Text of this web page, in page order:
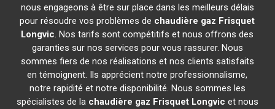
nous engageons à être sur place dans les meilleurs délais
pour résoudre vos problèmes de chaudière gaz Frisquet
Longvic. Nos tarifs sont compétitifs et nous offrons des
garanties sur nos services pour vous rassurer. Nous
sommes fiers de nos réalisations et nos clients satisfaits
en témoignent. Ils apprécient notre professionnalisme,
notre rapidité et notre disponibilité. Nous sommes les
spécialistes de la chaudière gaz Frisquet Longvic et nous